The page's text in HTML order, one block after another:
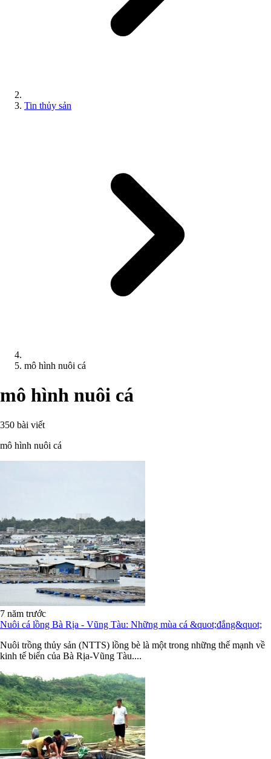
Tin thủy sản
mô hình nuôi cá
mô hình nuôi cá
350 bài viết
mô hình nuôi cá
7 năm trước
Nuôi cá lồng Bà Rịa - Vũng Tàu: Những mùa cá &quot;đắng&quot;
Nuôi trồng thủy sản (NTTS) lồng bè là một trong những thế mạnh về
kinh tế biển của Bà Rịa-Vũng Tàu....